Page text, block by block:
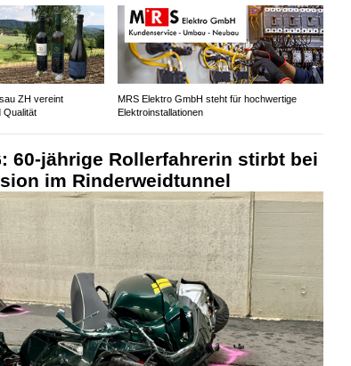
ZH vereint
Qualität
MRS Elektro GmbH steht für hochwertige
Elektroinstallationen
60-jährige Rollerfahrerin stirbt bei
im Rinderweidtunnel